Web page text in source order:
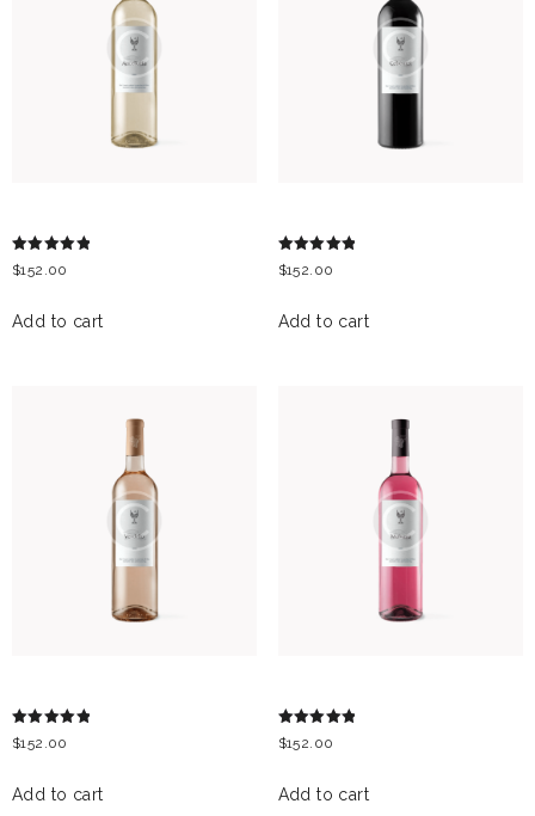
Rated
5.00
$152.00
Add to cart
Rated
5.00
$152.00
Add to cart
Rated
5.00
$152.00
Add to cart
Rated
5.00
$152.00
Add to cart